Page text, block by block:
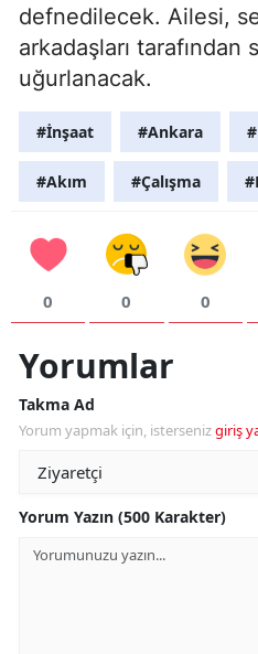
defnedilecek. Ailesi,
arkadaşları
uğurlanacak.
#İnşaat #Ankara
#Akım #Çalışma
0 0 0
Yorumlar
Takma Ad
Yorum yapmak için, istersenizgiriş
Yorum Yazın (500 Karakter)